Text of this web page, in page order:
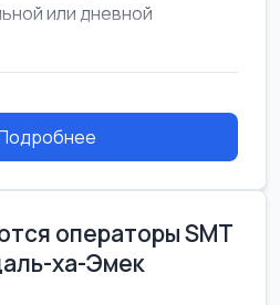
или дневной
дл...
операторы SMT
ха-Эмек